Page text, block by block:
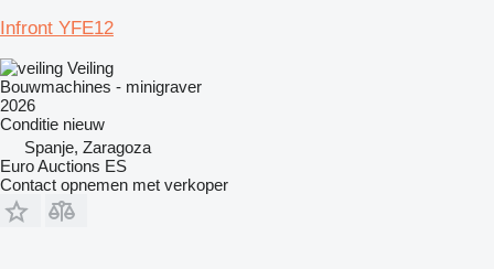
Infront YFE12
Veiling
Bouwmachines - minigraver
2026
Conditie nieuw
Spanje, Zaragoza
Euro Auctions ES
Contact opnemen met verkoper